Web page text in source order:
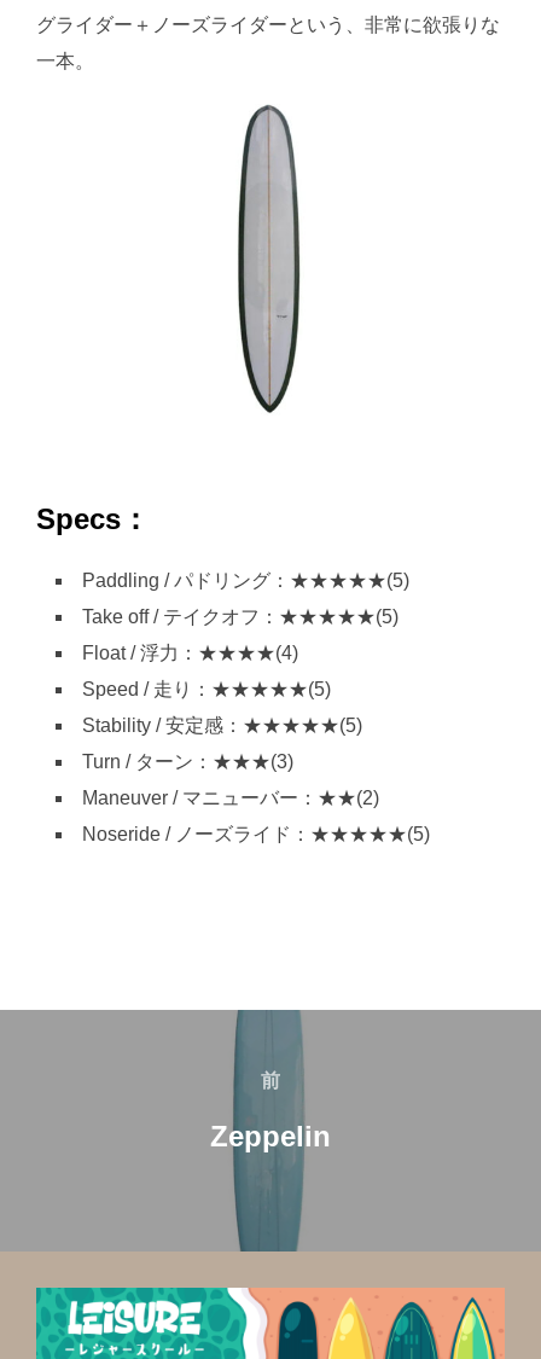
グライダー＋ノーズライダーという、非常に欲張りな
一本。
Specs：
Paddling / パドリング：★★★★★(5)
Take off / テイクオフ：★★★★★(5)
Float / 浮力：★★★★(4)
Speed / 走り：★★★★★(5)
Stability / 安定感：★★★★★(5)
Turn / ターン：★★★(3)
Maneuver / マニューバー：★★(2)
Noseride / ノーズライド：★★★★★(5)
前
前
Zeppelin